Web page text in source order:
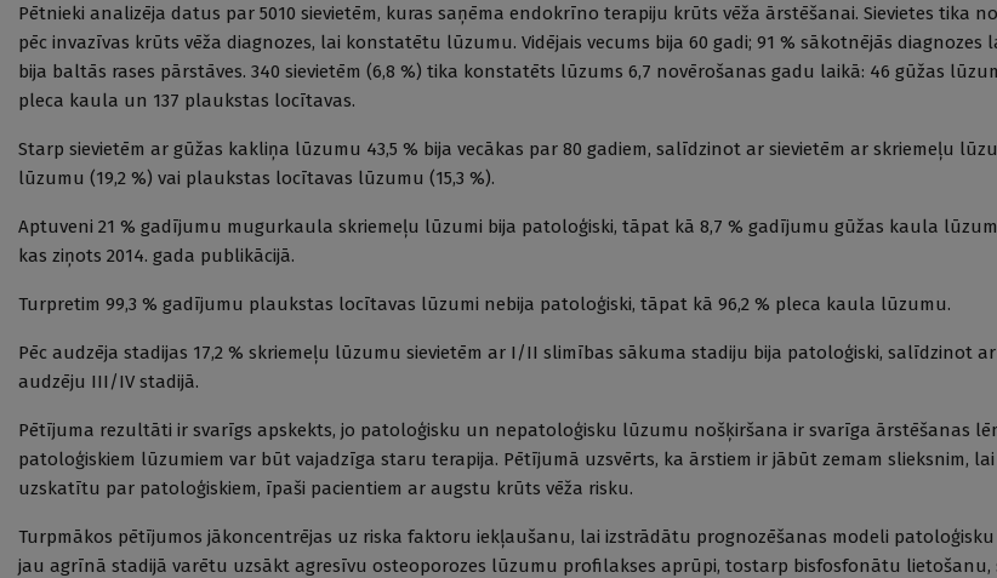
Pētnieki analizēja datus par 5010 sievietēm, kuras saņēma endokrīno terapiju krūts vēža ārstēšanai. Sievietes tika
pēc invazīvas krūts vēža diagnozes, lai konstatētu lūzumu. Vidējais vecums bija 60 gadi; 91 % sākotnējās diagnozes
bija baltās rases pārstāves. 340 sievietēm (6,8 %) tika konstatēts lūzums 6,7 novērošanas gadu laikā: 46 gūžas
pleca kaula un 137 plaukstas locītavas.
Starp sievietēm ar gūžas kakliņa lūzumu 43,5 % bija vecākas par 80 gadiem, salīdzinot ar sievietēm ar skriemeļu
lūzumu (19,2 %) vai plaukstas locītavas lūzumu (15,3 %).
Aptuveni 21 % gadījumu mugurkaula skriemeļu lūzumi bija patoloģiski, tāpat kā 8,7 % gadījumu gūžas kaula
kas ziņots 2014. gada publikācijā.
Turpretim 99,3 % gadījumu plaukstas locītavas lūzumi nebija patoloģiski, tāpat kā 96,2 % pleca kaula lūzumu.
Pēc audzēja stadijas 17,2 % skriemeļu lūzumu sievietēm ar I/II slimības sākuma stadiju bija patoloģiski, salīdzinot ar
audzēju III/IV stadijā.
Pētījuma rezultāti ir svarīgs apskekts, jo patoloģisku un nepatoloģisku lūzumu nošķiršana ir svarīga ārstēšanas
patoloģiskiem lūzumiem var būt vajadzīga staru terapija. Pētījumā uzsvērts, ka ārstiem ir jābūt zemam slieksnim,
uzskatītu par patoloģiskiem, īpaši pacientiem ar augstu krūts vēža risku.
Turpmākos pētījumos jākoncentrējas uz riska faktoru iekļaušanu, lai izstrādātu prognozēšanas modeli
jau agrīnā stadijā varētu uzsākt agresīvu osteoporozes lūzumu profilakses aprūpi, tostarp bisfosfonātu